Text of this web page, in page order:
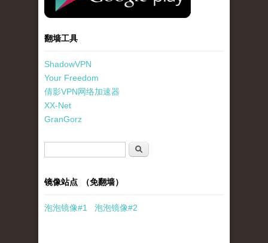
翻墙工具
ShadowVPN
Your Freedom
倩影VPN网络加速器
XX-Net
GranGorz
搜索
镜像站点 （免翻墙）
泡泡镜像#1 泡泡镜像#2